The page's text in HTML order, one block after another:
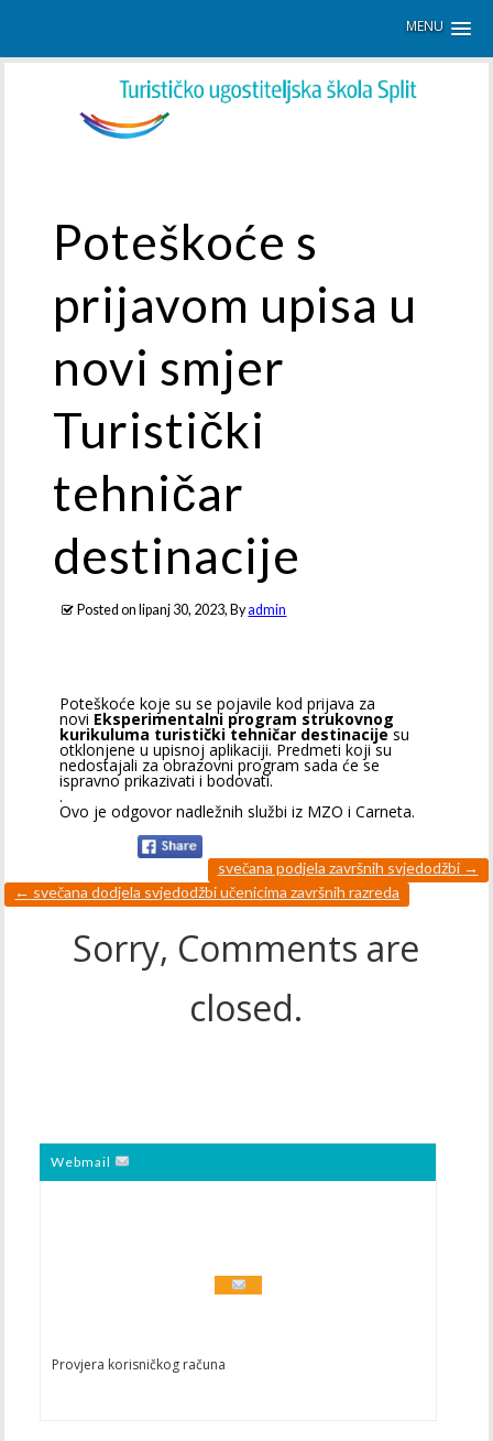
MENU
Poteškoće s
prijavom upisa u
novi smjer
Turistički
tehničar
destinacije
Posted on lipanj 30, 2023, Byadmin
Poteškoće koje su se pojavile kod prijava za
novi Eksperimentalni program strukovnog
kurikuluma turistički tehničar destinacijesu
otklonjene u upisnoj aplikaciji. Predmeti koji su
nedostajali za obrazovni program sada će se
ispravno prikazivati i bodovati.
.
Ovo je odgovor nadležnih službi iz MZO i Carneta.
svečana podjela završnih svjedodžbi →
← svečana dodjela svjedodžbi učenicima završnih razreda
Sorry, Comments are
closed.
Webmail
Provjera korisničkog računa